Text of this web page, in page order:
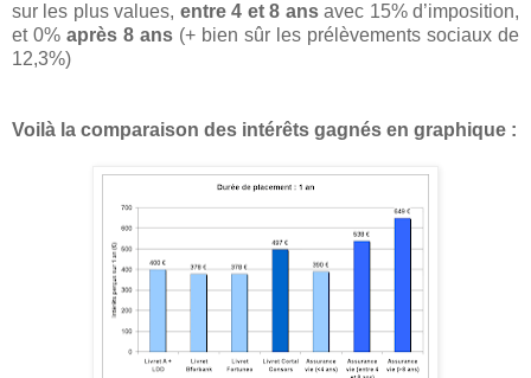
sur les plus values, entre 4 et 8 ansavec 15% d’imposition,
et 0% après 8 ans (+ bien sûr les prélèvements sociaux de
12,3%)
Voilà la comparaison des intérêts gagnés en graphique :